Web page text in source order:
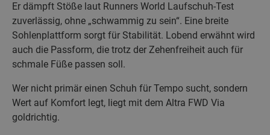
Er dämpft Stöße laut Runners World Laufschuh-Test
zuverlässig, ohne „schwammig zu sein“. Eine breite
Sohlenplattform sorgt für Stabilität. Lobend erwähnt wird
auch die Passform, die trotz der Zehenfreiheit auch für
schmale Füße passen soll.
Wer nicht primär einen Schuh für Tempo sucht, sondern
Wert auf Komfort legt, liegt mit dem Altra FWD Via
goldrichtig.